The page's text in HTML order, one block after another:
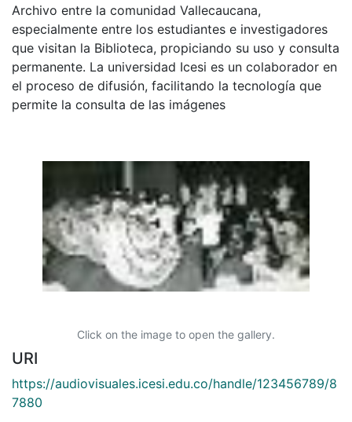
Archivo entre la comunidad Vallecaucana,
especialmente entre los estudiantes e investigadores
que visitan la Biblioteca, propiciando su uso y consulta
permanente. La universidad Icesi es un colaborador en
el proceso de difusión, facilitando la tecnología que
permite la consulta de las imágenes
Click on the image to open the gallery.
URI
https://audiovisuales.icesi.edu.co/handle/123456789/8
7880